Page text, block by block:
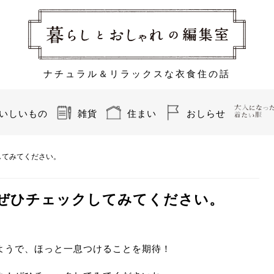
ナチュラル＆リラックスな衣食住の話
しいもの 雑貨 住まい おしらせ
みてください。
ひチェックしてみてください。
で、ほっと一息つけることを期待！